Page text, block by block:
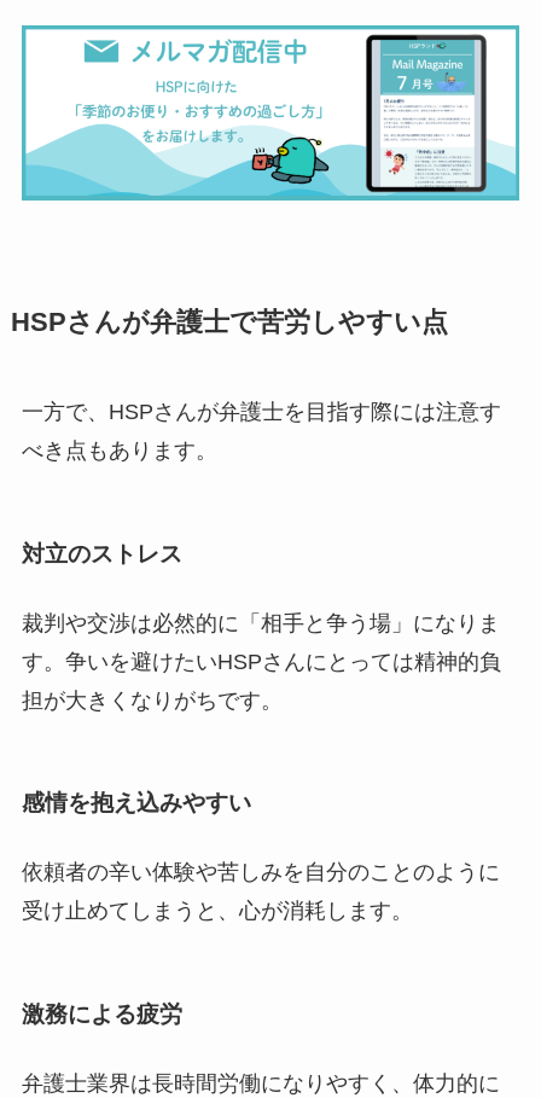
HSPさんが弁護士で苦労しやすい点
一方で、HSPさんが弁護士を目指す際には注意す
べき点もあります。
対立のストレス
裁判や交渉は必然的に「相手と争う場」になりま
す。争いを避けたいHSPさんにとっては精神的負
担が大きくなりがちです。
感情を抱え込みやすい
依頼者の辛い体験や苦しみを自分のことのように
受け止めてしまうと、心が消耗します。
激務による疲労
弁護士業界は長時間労働になりやすく、体力的に